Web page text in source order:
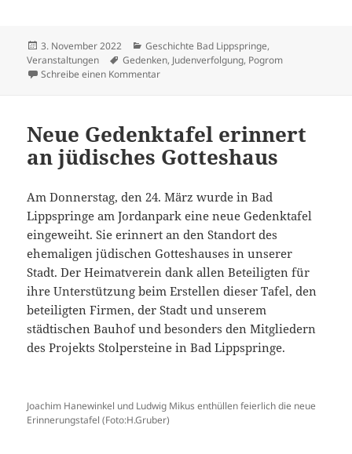
Veröffentlicht
am
3. November 2022 Kategorien
Geschichte Bad Lippspringe,
Veranstaltungen
Schlagwörter
Gedenken, Judenverfolgung, Pogrom
Schreibe einen Kommentarzu Gedenkveranstaltung am 9. November
Neue Gedenktafel erinnert
an jüdisches Gotteshaus
Am Donnerstag, den 24. März wurde in Bad
Lippspringe am Jordanpark eine neue Gedenktafel
eingeweiht. Sie erinnert an den Standort des
ehemaligen jüdischen Gotteshauses in unserer
Stadt. Der Heimatverein dank allen Beteiligten für
ihre Unterstützung beim Erstellen dieser Tafel, den
beteiligten Firmen, der Stadt und unserem
städtischen Bauhof und besonders den Mitgliedern
des Projekts Stolpersteine in Bad Lippspringe.
Joachim Hanewinkel und Ludwig Mikus enthüllen feierlich die neue
Erinnerungstafel (Foto:H.Gruber)